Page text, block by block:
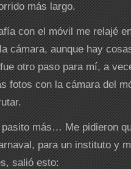
más largo.
con el móvil me relajé
cámara, aunque hay
otro paso para mí, a
fotos con la cámara del
más… Me pidieron
para un instituto y
salió esto: